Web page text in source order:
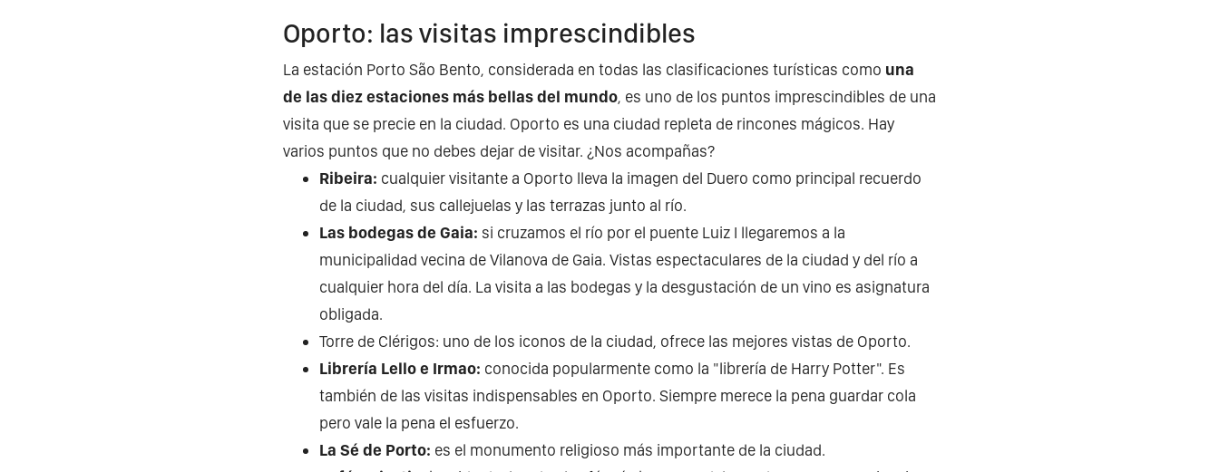
Oporto: las visitas imprescindibles
La estación Porto São Bento, considerada en todas las clasificaciones turísticas como una
de las diez estaciones más bellas del mundo, es uno de los puntos imprescindibles de una
visita que se precie en la ciudad. Oporto es una ciudad repleta de rincones mágicos. Hay
varios puntos que no debes dejar de visitar. ¿Nos acompañas?
Ribeira: cualquier visitante a Oporto lleva la imagen del Duero como principal recuerdo
de la ciudad, sus callejuelas y las terrazas junto al río.
Las bodegas de Gaia: si cruzamos el río por el puente Luiz I llegaremos a la
municipalidad vecina de Vilanova de Gaia. Vistas espectaculares de la ciudad y del río a
cualquier hora del día. La visita a las bodegas y la desgustación de un vino es asignatura
obligada.
Torre de Clérigos: uno de los iconos de la ciudad, ofrece las mejores vistas de Oporto.
Librería Lello e Irmao: conocida popularmente como la "librería de Harry Potter". Es
también de las visitas indispensables en Oporto. Siempre merece la pena guardar cola
pero vale la pena el esfuerzo.
La Sé de Porto: es el monumento religioso más importante de la ciudad.